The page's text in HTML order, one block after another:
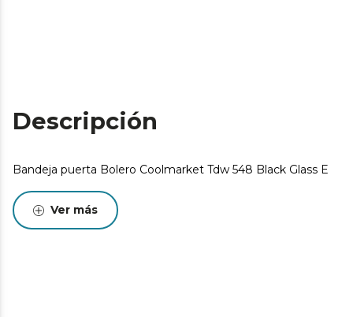
Descripción
Bandeja puerta Bolero Coolmarket Tdw 548 Black Glass E
Ver más